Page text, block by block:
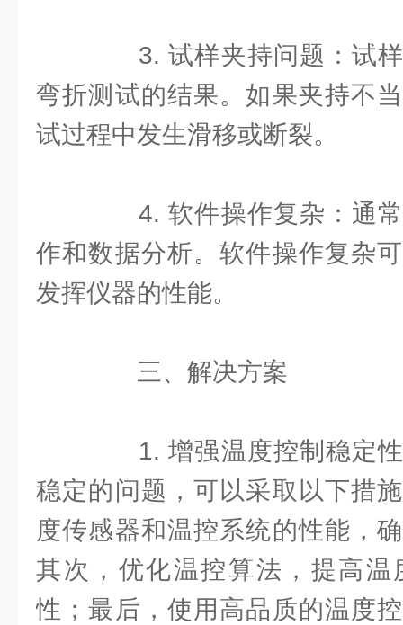
3. 试样夹持问题：试样
弯折测试的结果。如果夹持不
试过程中发生滑移或断裂。
4. 软件操作复杂：通常
作和数据分析。软件操作复杂
发挥仪器的性能。
三、解决方案
1. 增强温度控制稳定性
稳定的问题，可以采取以下措
度传感器和温控系统的性能，
其次，优化温控算法，提高温
性；最后，使用高品质的温度